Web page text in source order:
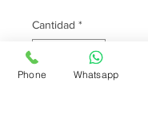
Cantidad *
Phone Whatsapp